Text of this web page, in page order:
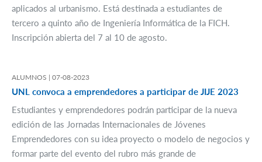
aplicados al urbanismo. Está destinada a estudiantes de
tercero a quinto año de Ingeniería Informática de la FICH.
Inscripción abierta del 7 al 10 de agosto.
ALUMNOS | 07-08-2023
UNL convoca a emprendedores a participar de JIJE 2023
Estudiantes y emprendedores podrán participar de la nueva
edición de las Jornadas Internacionales de Jóvenes
Emprendedores con su idea proyecto o modelo de negocios y
formar parte del evento del rubro más grande de